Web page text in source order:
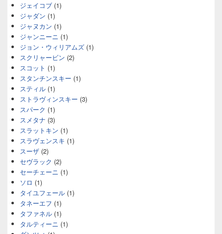
ジェイコブ (1)
ジャダン (1)
ジャヌカン (1)
ジャンニーニ (1)
ジョン・ウィリアムズ (1)
スクリャービン (2)
スコット (1)
スタンチンスキー (1)
スティル (1)
ストラヴィンスキー (3)
スパーク (1)
スメタナ (3)
スラットキン (1)
スラヴェンスキ (1)
スーザ (2)
セヴラック (2)
セーチェーニ (1)
ソロ (1)
タイユフェール (1)
タネーエフ (1)
タファネル (1)
タルティーニ (1)